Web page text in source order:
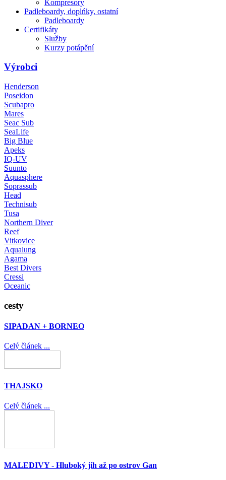
Kompresory
Padleboardy, doplńky, ostatní
Padleboardy
Certifikáty
Služby
Kurzy potápění
Výrobci
Henderson
Poseidon
Scubapro
Mares
Seac Sub
SeaLife
Big Blue
Apeks
IQ-UV
Suunto
Aquasphere
Soprassub
Head
Technisub
Tusa
Northern Diver
Reef
Vitkovice
Aqualung
Agama
Best Divers
Cressi
Oceanic
cesty
SIPADAN + BORNEO
Celý článek ...
THAJSKO
Celý článek ...
MALEDIVY - Hluboký jih až po ostrov Gan